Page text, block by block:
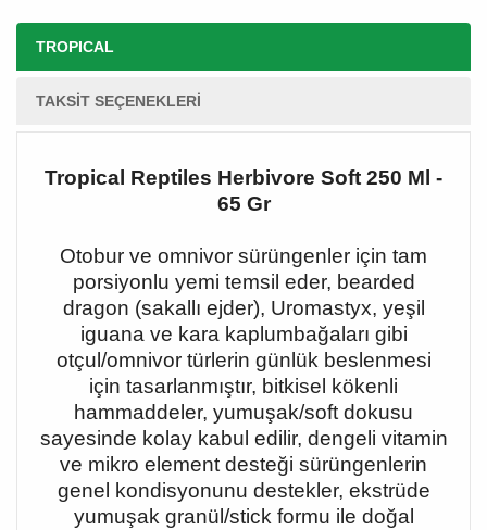
TROPICAL
TAKSIT SEÇENEKLERI
Tropical Reptiles Herbivore Soft 250 Ml -
65 Gr
Otobur ve omnivor sürüngenler için tam
porsiyonlu yemi temsil eder, bearded
dragon (sakallı ejder), Uromastyx, yeşil
iguana ve kara kaplumbağaları gibi
otçul/omnivor türlerin günlük beslenmesi
için tasarlanmıştır, bitkisel kökenli
hammaddeler, yumuşak/soft dokusu
sayesinde kolay kabul edilir, dengeli vitamin
ve mikro element desteği sürüngenlerin
genel kondisyonunu destekler, ekstrüde
yumuşak granül/stick formu ile doğal